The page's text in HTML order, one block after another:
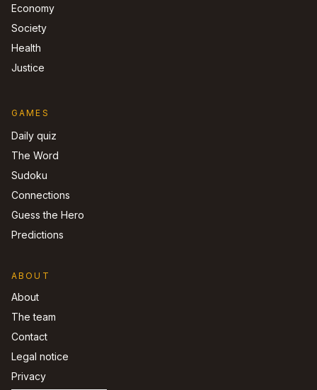
Economy
Society
Health
Justice
GAMES
Daily quiz
The Word
Sudoku
Connections
Guess the Hero
Predictions
ABOUT
About
The team
Contact
Legal notice
Privacy